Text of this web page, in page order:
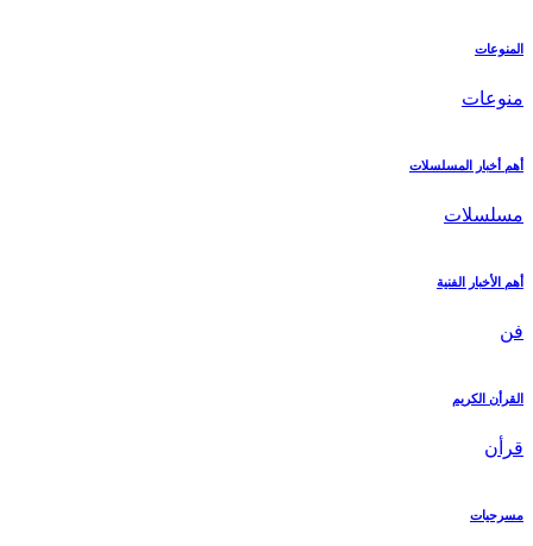
المنوعات
منوعات
أهم أخبار المسلسلات
مسلسلات
أهم الأخبار الفنية
فن
القرأن الكريم
قرأن
مسرحيات